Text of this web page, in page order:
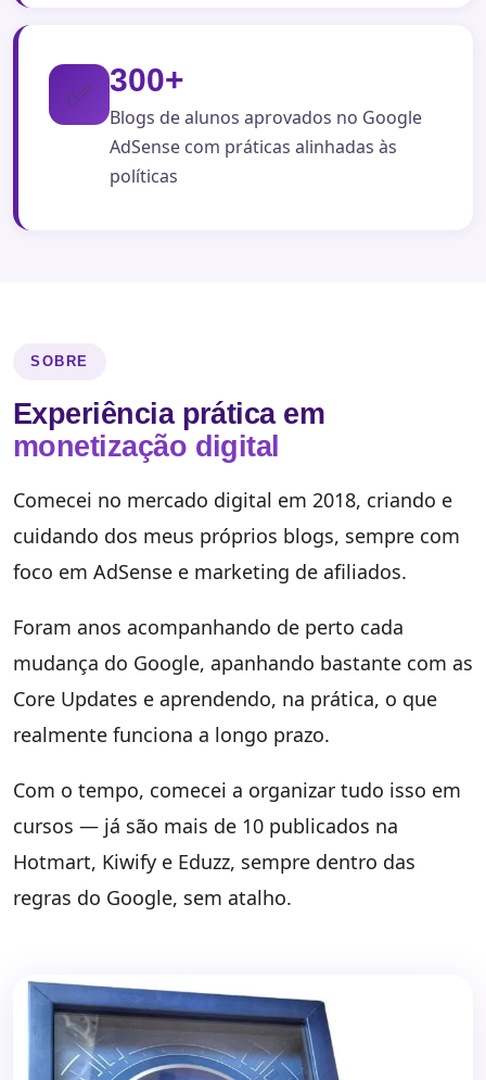
✅ 300+
Blogs de alunos aprovados no Google
AdSense com práticas alinhadas às
políticas
SOBRE
Experiência prática em
monetização digital
Comecei no mercado digital em 2018, criando e
cuidando dos meus próprios blogs, sempre com
foco em AdSense e marketing de afiliados.
Foram anos acompanhando de perto cada
mudança do Google, apanhando bastante com as
Core Updates e aprendendo, na prática, o que
realmente funciona a longo prazo.
Com o tempo, comecei a organizar tudo isso em
cursos — já são mais de 10 publicados na
Hotmart, Kiwify e Eduzz, sempre dentro das
regras do Google, sem atalho.